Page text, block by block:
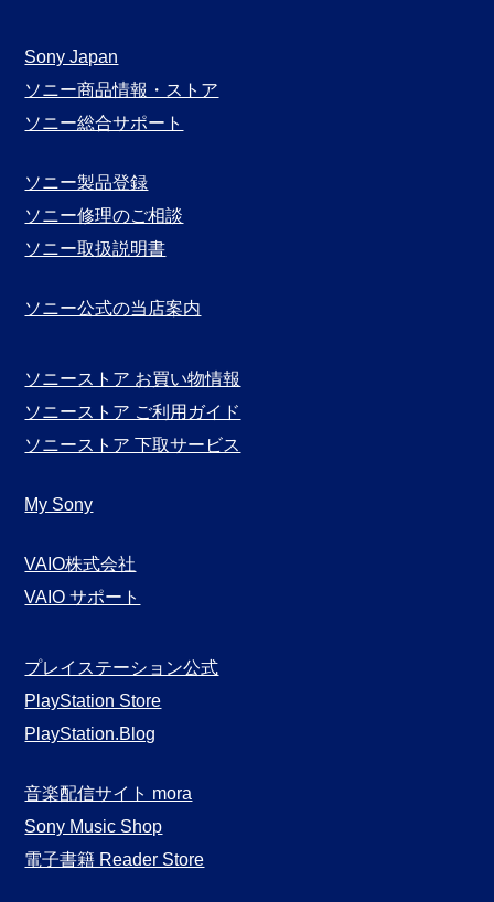
Sony Japan
ソニー商品情報・ストア
ソニー総合サポート
ソニー製品登録
ソニー修理のご相談
ソニー取扱説明書
ソニー公式の当店案内
ソニーストア お買い物情報
ソニーストア ご利用ガイド
ソニーストア 下取サービス
My Sony
VAIO株式会社
VAIO サポート
プレイステーション公式
PlayStation Store
PlayStation.Blog
音楽配信サイト mora
Sony Music Shop
電子書籍 Reader Store